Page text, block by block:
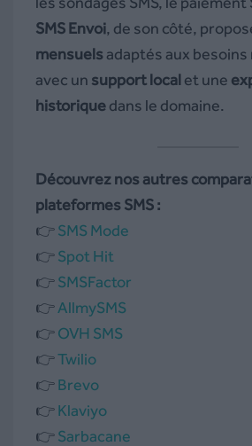
SMS Envoi, de son côté,
mensuelsadaptés aux
avec un support localet une
historiquedans le domaine.
Découvrez nos autres
plateformes SMS :
👉SMS Mode
👉Spot Hit
👉SMSFactor
👉AllmySMS
👉OVH SMS
👉Twilio
👉Brevo
👉Klaviyo
👉Sarbacane